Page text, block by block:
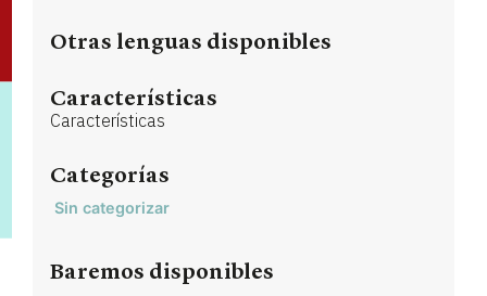
Otras lenguas disponibles
Características
Características
Categorías
Sin categorizar
Baremos disponibles